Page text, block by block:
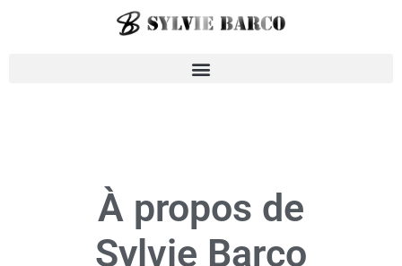
À propos de
Sylvie Barco